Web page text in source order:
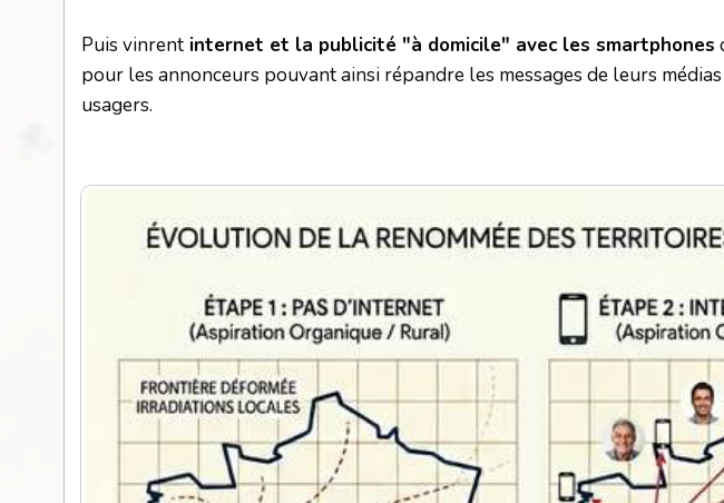
Puis vinrent internet et la publicité "à domicile" avec les smartphones
pour les annonceurs pouvant ainsi répandre les messages de leurs
usagers.